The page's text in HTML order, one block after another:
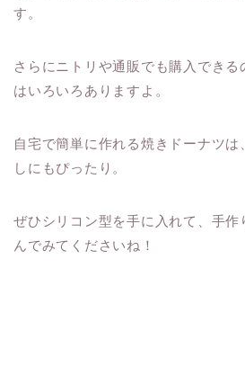
す。
さらにニトリや通販でも購入でき
はいろいろありますよ。
自宅で簡単に作れる焼きドーナツ
しにもぴったり。
ぜひシリコン型を手に入れて、手作
んでみてくださいね！